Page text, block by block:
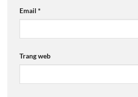
Email *
Trang web